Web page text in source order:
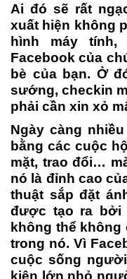
Ai đó sẽ rất
xuất hiện không
hình máy
Facebook của
bè của bạn. Ở
sướng, checkin
phải cần xin xỏ
Ngày càng
bằng các cuộc
mặt, trao đổi…
nó là đỉnh cao
thuật sắp đặt
được tạo ra bởi
không thể không
trong nó. Vì
cuộc sống
kiện lớn nhỏ